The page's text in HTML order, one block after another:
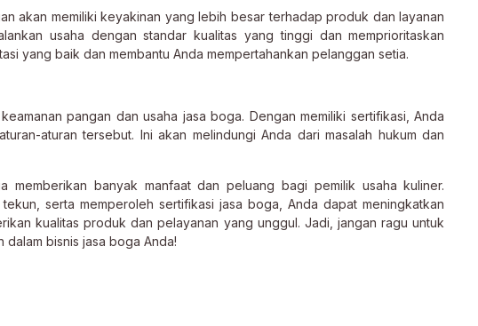
akan memiliki keyakinan yang lebih besar terhadap produk dan layanan
usaha dengan standar kualitas yang tinggi dan memprioritaskan
yang baik dan membantu Anda mempertahankan pelanggan setia.
pangan dan usaha jasa boga. Dengan memiliki sertifikasi, Anda
aturan tersebut. Ini akan melindungi Anda dari masalah hukum dan
memberikan banyak manfaat dan peluang bagi pemilik usaha kuliner.
serta memperoleh sertifikasi jasa boga, Anda dapat meningkatkan
kualitas produk dan pelayanan yang unggul. Jadi, jangan ragu untuk
bisnis jasa boga Anda!